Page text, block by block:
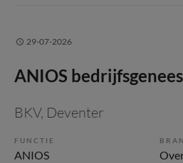
29-07-2026
ANIOS
BKV, Deventer
FUNCTIE
ANIOS